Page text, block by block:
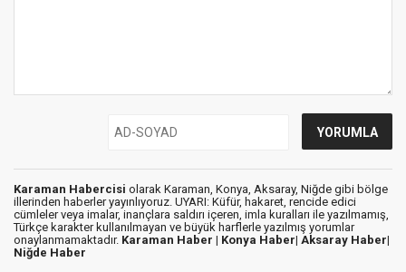
Karaman Habercisi olarak Karaman, Konya, Aksaray, Niğde gibi bölge
illerinden haberler yayınlıyoruz. UYARI: Küfür, hakaret, rencide edici
cümleler veya imalar, inançlara saldırı içeren, imla kuralları ile yazılmamış,
Türkçe karakter kullanılmayan ve büyük harflerle yazılmış yorumlar
onaylanmamaktadır. Karaman Haber | Konya Haber| Aksaray Haber|
Niğde Haber